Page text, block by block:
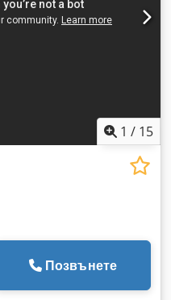
1 / 15
Позвънете